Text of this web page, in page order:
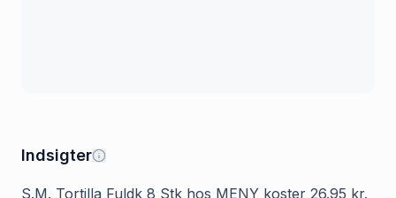
Indsigter
S.M. Tortilla Fuldk 8 Stk hos MENY koster 26.95 kr.